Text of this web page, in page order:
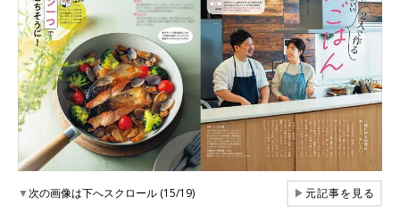
▼次の画像は下へスクロール (15/19) ▶元記事を見る